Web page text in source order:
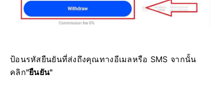
ป้อนรหัสยืนยันที่ส่งถึงคุณทางอีเมลหรือ SMS จากนั้น
คลิก"ยืนยัน"